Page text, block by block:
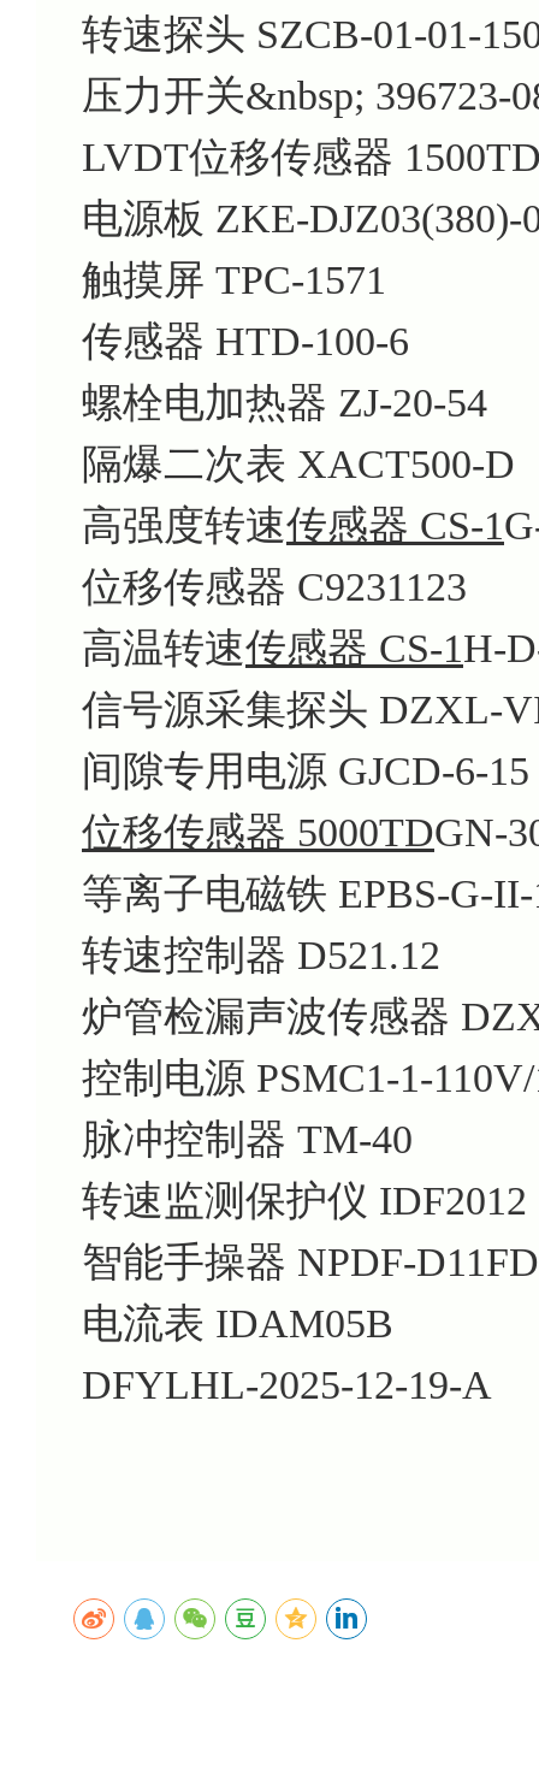
转速探头 SZCB-01-01-
压力开关&nbsp; 396723-
LVDT位移传感器
电源板 ZKE-DJZ03(380)-
触摸屏 TPC-1571
传感器 HTD-100-6
螺栓电加热器 ZJ-20-54
隔爆二次表 XACT500-D
高强度转速传感器 CS-1
位移传感器 C9231123
高温转速传感器 CS-1H-
信号源采集探头 DZXL-
间隙专用电源 GJCD-6-15
位移传感器 5000TDGN-
等离子电磁铁 EPBS-G-
转速控制器 D521.12
炉管检漏声波传感器
控制电源 PSMC1-1-
脉冲控制器 TM-40
转速监测保护仪 IDF2012
智能手操器 NPDF-
电流表 IDAM05B
DFYLHL-2025-12-19-A